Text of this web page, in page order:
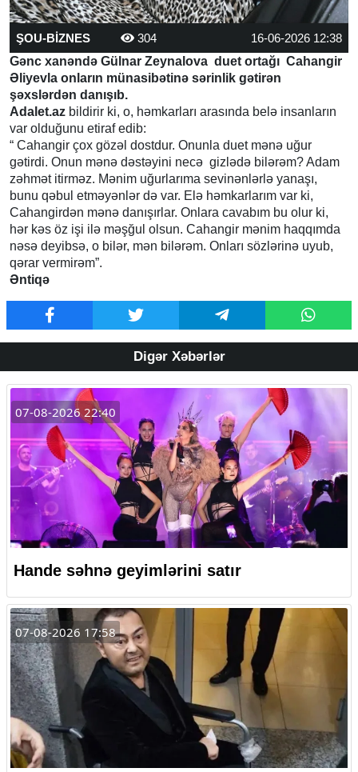
ŞOU-BİZNES 304
16-06-2026 12:38
Gənc xanəndə Gülnar Zeynalova duet ortağı Cahangir
Əliyevla onların münasibətinə sərinlik gətirən
şəxslərdən danışıb.
Adalet.az bildirir ki, o, həmkarları arasında belə insanların
var olduğunu etiraf edib:
“ Cahangir çox gözəl dostdur. Onunla duet mənə uğur
gətirdi. Onun mənə dəstəyini necə gizlədə bilərəm? Adam
zəhmət itirməz. Mənim uğurlarıma sevinənlərlə yanaşı,
bunu qəbul etməyənlər də var. Elə həmkarlarım var ki,
Cahangirdən mənə danışırlar. Onlara cavabım bu olur ki,
hər kəs öz işi ilə məşğul olsun. Cahangir mənim haqqımda
nəsə deyibsə, o bilər, mən bilərəm. Onları sözlərinə uyub,
qərar vermirəm”.
Əntiqə
Digər Xəbərlər
07-08-2026 22:40
Hande səhnə geyimlərini satır
07-08-2026 17:58